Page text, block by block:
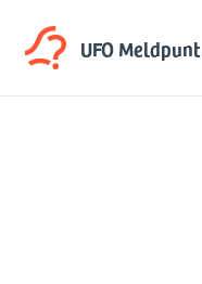
UFO Meldpunt